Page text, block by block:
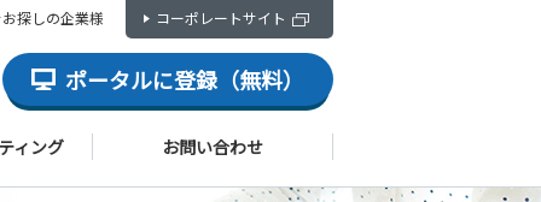
探しの企業様 コーポレートサイト
ポータルに登録（無料）
ィング お問い合わせ